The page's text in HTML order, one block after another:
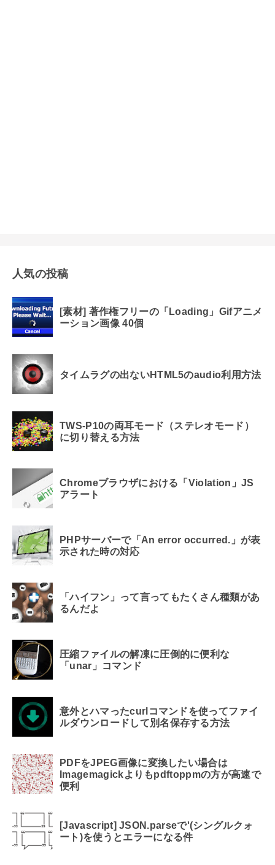
人気の投稿
[素材] 著作権フリーの「Loading」Gifアニメ
ーション画像 40個
タイムラグの出ないHTML5のaudio利用方法
TWS-P10の両耳モード（ステレオモード）
に切り替える方法
Chromeブラウザにおける「Violation」JS
アラート
PHPサーバーで「An error occurred.」が表
示された時の対応
「ハイフン」って言ってもたくさん種類があ
るんだよ
圧縮ファイルの解凍に圧倒的に便利な
「unar」コマンド
意外とハマったcurlコマンドを使ってファイ
ルダウンロードして別名保存する方法
PDFをJPEG画像に変換したい場合は
Imagemagickよりもpdftoppmの方が高速で
便利
[Javascript] JSON.parseで'(シングルクォ
ート)を使うとエラーになる件